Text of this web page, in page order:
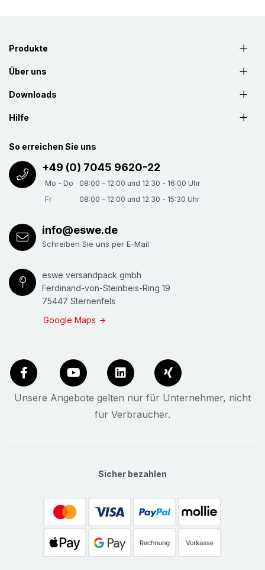
Produkte
Über uns
Downloads
Hilfe
So erreichen Sie uns
+49 (0) 7045 9620-22
Mo - Do
08:00 - 12:00 und 12:30 - 16:00 Uhr
Fr
08:00 - 12:00 und 12:30 - 15:30 Uhr
info@eswe.de
Schreiben Sie uns per E-Mail
eswe versandpack gmbh
Ferdinand-von-Steinbeis-Ring 19
75447 Sternenfels
Google Maps
Unsere Angebote gelten nur für Unternehmer, nicht
für Verbraucher.
Sicher bezahlen